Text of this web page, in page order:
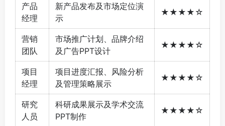
产品
经理
新产品发布及市场定位演
示
★★★★☆
营销
团队
市场推广计划、品牌介绍
及广告PPT设计
★★★★☆
项目
经理
项目进度汇报、风险分析
及管理策略展示
★★★★☆
研究
人员
科研成果展示及学术交流
PPT制作
★★★★☆